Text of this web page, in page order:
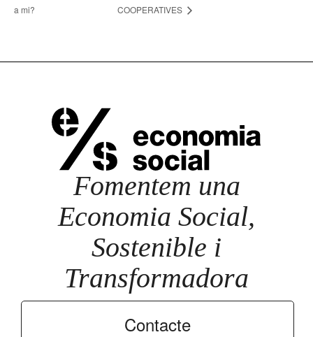
a mi?
COOPERATIVES
Fomentem una
Economia Social,
Sostenible i
Transformadora
Contacte